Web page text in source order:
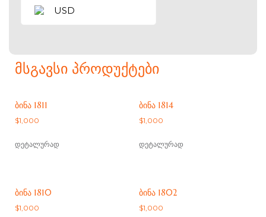
USD
ᲛᲡᲒᲐᲕᲡᲘ ᲞᲠᲝᲓᲣᲥᲢᲔᲑᲘ
ᲑᲘᲜᲐ 1811
$1,000
დეტალურად
ᲑᲘᲜᲐ 1814
$1,000
დეტალურად
ᲑᲘᲜᲐ 1810
$1,000
ᲑᲘᲜᲐ 1802
$1,000